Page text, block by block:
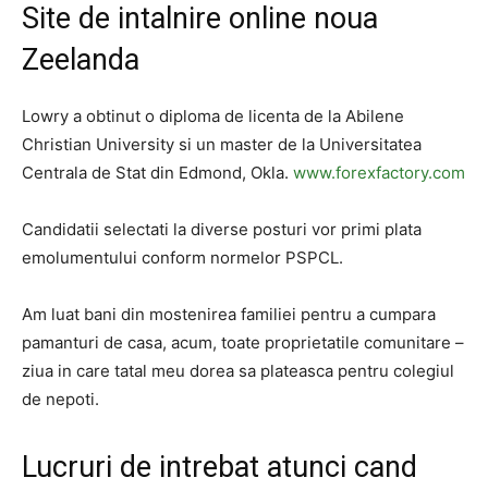
Site de intalnire online noua
Zeelanda
Lowry a obtinut o diploma de licenta de la Abilene
Christian University si un master de la Universitatea
Centrala de Stat din Edmond, Okla. www.forexfactory.com
Candidatii selectati la diverse posturi vor primi plata
emolumentului conform normelor PSPCL.
Am luat bani din mostenirea familiei pentru a cumpara
pamanturi de casa, acum, toate proprietatile comunitare –
ziua in care tatal meu dorea sa plateasca pentru colegiul
de nepoti.
Lucruri de intrebat atunci cand